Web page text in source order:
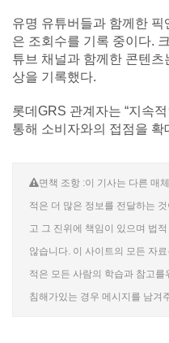
유명 유튜버들과 함께한
은 조회수를 기록 중이다.
튜브 채널과 함께한 콘텐츠
상을 기록했다.
롯데GRS 관계자는 “지속
통해 소비자와의 접점을 확
면책 조항 :이 기사는 다른 매
적은 더 많은 정보를 전달하는
고 그 진위에 책임이 있으며 법
않습니다. 이 사이트의 모든 자
적은 모든 사람의 학습과 참고
침해가있는 경우 메시지를 남겨